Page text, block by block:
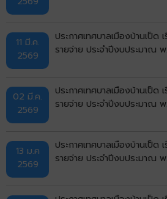
11 มี.ค.
2569
ประกาศเทศบาลเมืองบ้านเป็ด
รายจ่าย ประจำปีงบประมาณ
02 มี.ค.
2569
ประกาศเทศบาลเมืองบ้านเป็ด
รายจ่าย ประจำปีงบประมาณ
13 ม.ค
2569
ประกาศเทศบาลเมืองบ้านเป็ด
รายจ่าย ประจำปีงบประมาณ